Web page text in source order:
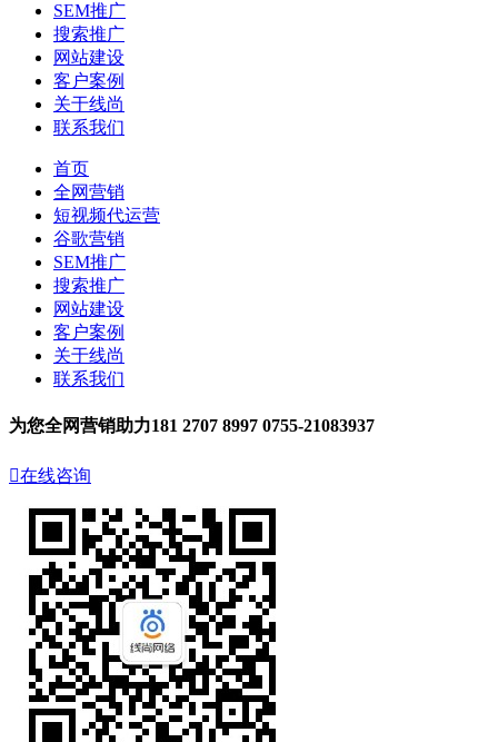
SEM推广
搜索推广
网站建设
客户案例
关于线尚
联系我们
首页
全网营销
短视频代运营
谷歌营销
SEM推广
搜索推广
网站建设
客户案例
关于线尚
联系我们
为您全网营销助力181 2707 8997 0755-21083937
在线咨询